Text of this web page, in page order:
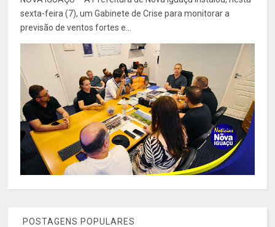
sexta-feira (7), um Gabinete de Crise para monitorar a
previsão de ventos fortes e...
POSTAGENS POPULARES